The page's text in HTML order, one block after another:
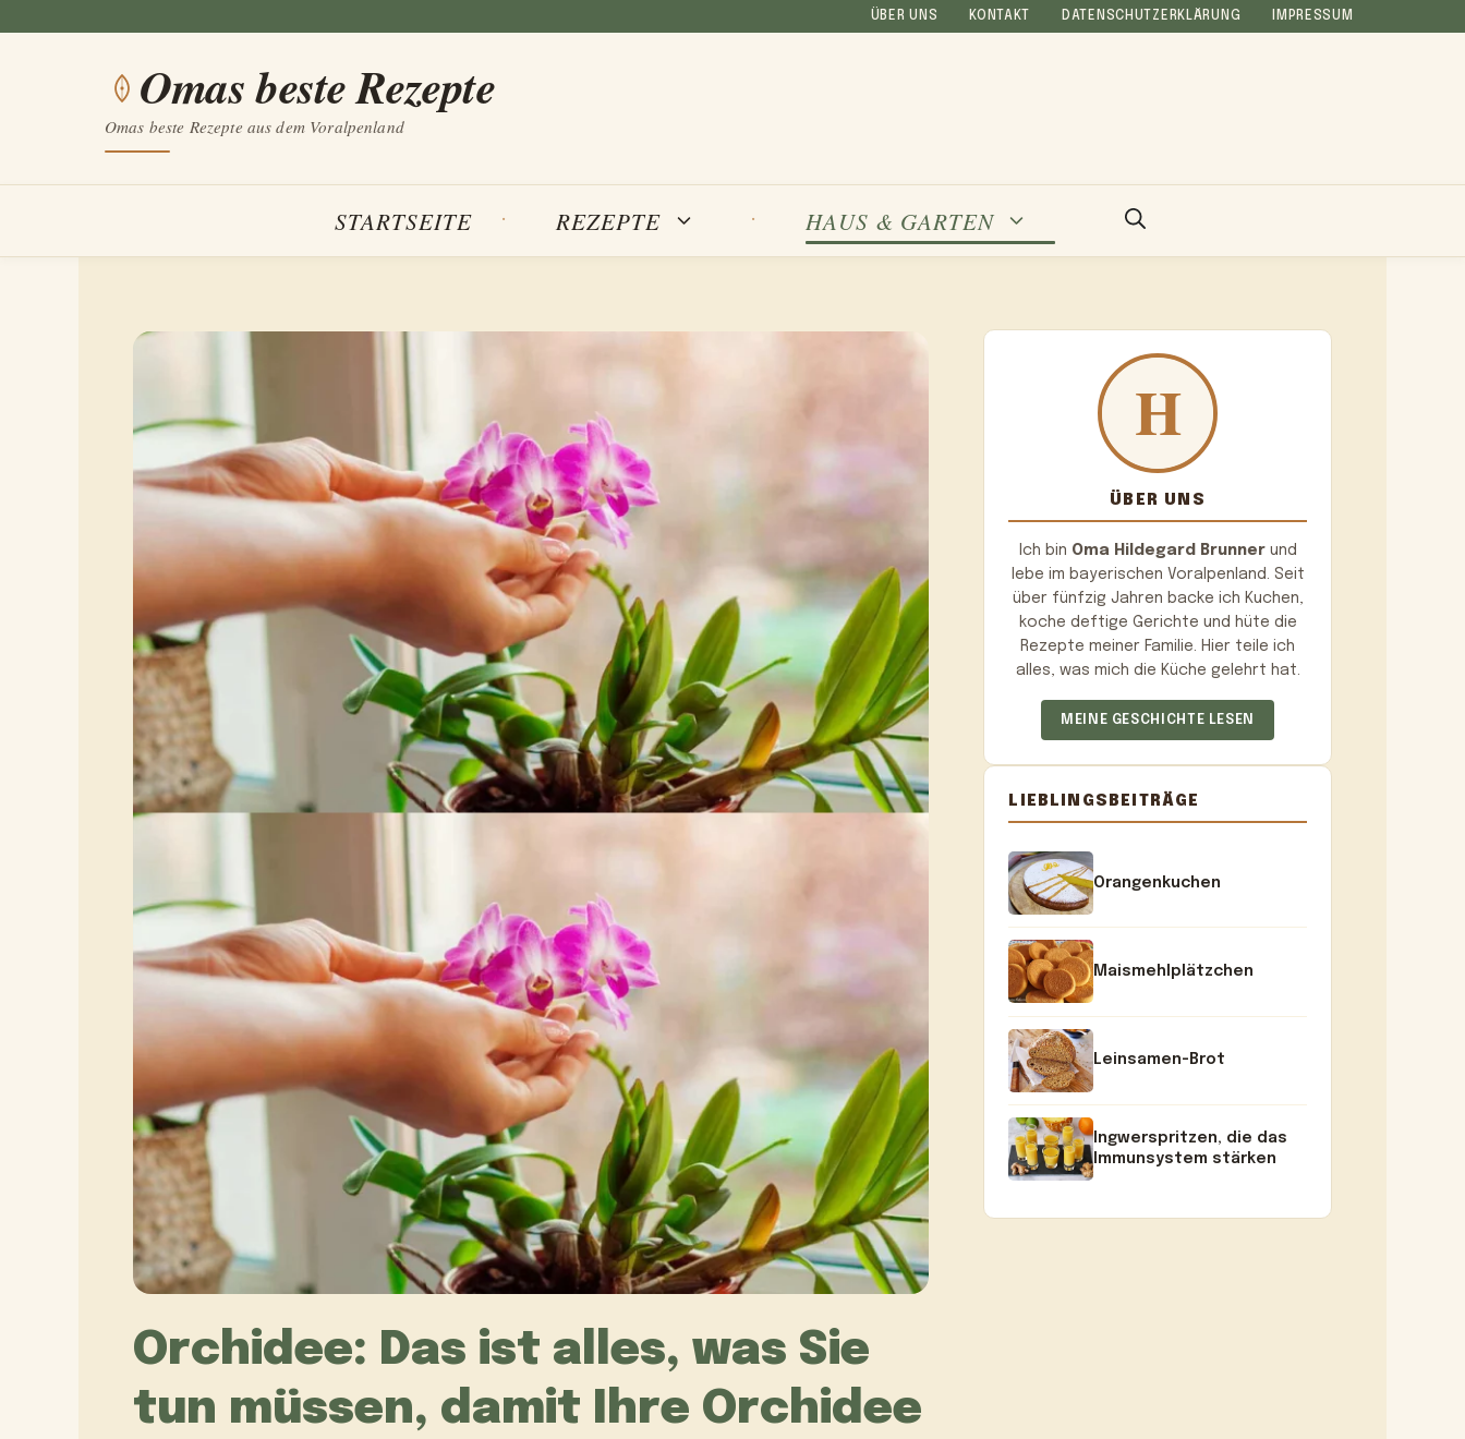
ÜBER UNS KONTAKT DATENSCHUTZERKLÄRUNG IMPRESSUM
Omas beste Rezepte
Omas beste Rezepte aus dem Voralpenland
STARTSEITE REZEPTE HAUS & GARTEN
Orchidee: Das ist alles, was Sie
tun müssen, damit Ihre Orchidee
ÜBER UNS
Ich bin Oma Hildegard Brunnerund
lebe im bayerischen Voralpenland. Seit
über fünfzig Jahren backe ich Kuchen,
koche deftige Gerichte und hüte die
Rezepte meiner Familie. Hier teile ich
alles, was mich die Küche gelehrt hat.
MEINE GESCHICHTE LESEN
LIEBLINGSBEITRÄGE
Orangenkuchen
Maismehlplätzchen
Leinsamen-Brot
Ingwerspritzen, die das
Immunsystem stärken